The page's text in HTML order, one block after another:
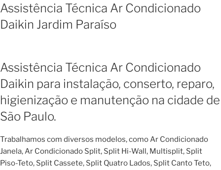
Assistência Técnica Ar Condicionado
Daikin Jardim Paraíso
Assistência Técnica Ar Condicionado
Daikin para instalação, conserto, reparo,
higienização e manutenção na cidade de
São Paulo.
Trabalhamos com diversos modelos, como Ar Condicionado
Janela, Ar Condicionado Split, Split Hi-Wall, Multisplit, Split
Piso-Teto, Split Cassete, Split Quatro Lados, Split Canto Teto,